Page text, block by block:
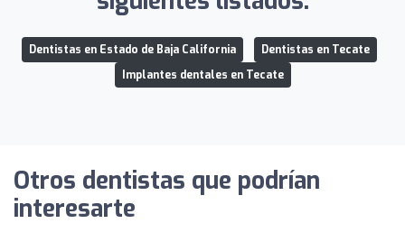
Dentistas en Estado de Baja California
Dentistas en Tecate
Implantes dentales en Tecate
Otros dentistas que podrían
interesarte